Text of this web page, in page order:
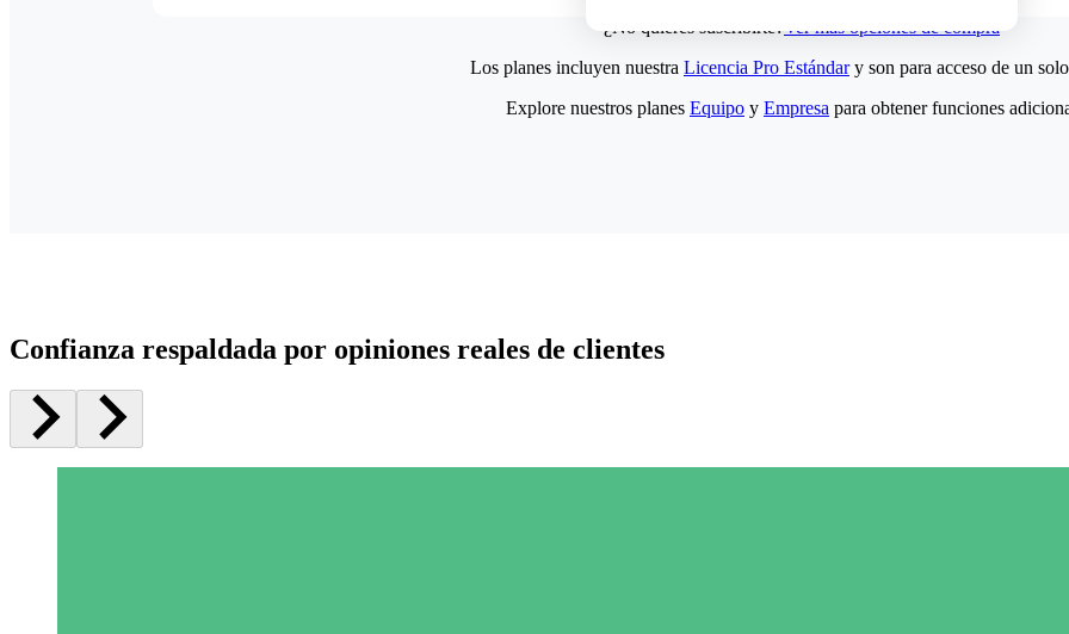
¿No quieres suscribirte?Ver más opciones de compra
Los planes incluyen nuestra Licencia Pro Estándary son para acceso de un
Explore nuestros planes Equipo y Empresa para obtener funciones
Confianza respaldada por opiniones reales de clientes